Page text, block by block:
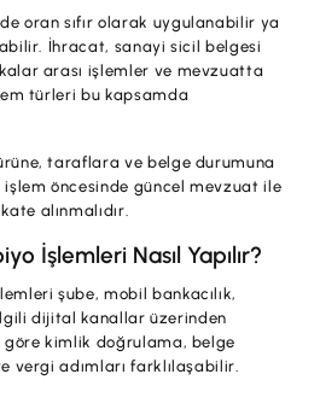
oran sıfır olarak uygulanabilir ya
İhracat, sanayi sicil belgesi
arası işlemler ve mevzuatta
türleri bu kapsamda
taraflara ve belge durumuna
öncesinde güncel mevzuat ile
alınmalıdır.
İşlemleri Nasıl Yapılır?
şube, mobil bankacılık,
dijital kanallar üzerinden
göre kimlik doğrulama, belge
vergi adımları farklılaşabilir.